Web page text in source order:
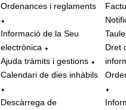
Ordenances i reglaments
Informació de la Seu
electrònica
Ajuda tràmits i gestions
Calendari de dies inhàbils
Descàrrega de
Dret